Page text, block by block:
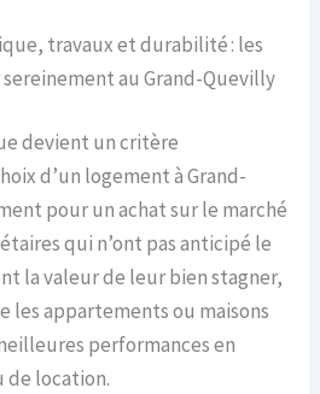
travaux et durabilité : les
au Grand-Quevilly
devient un critère
d’un logement à Grand-
pour un achat sur le marché
qui n’ont pas anticipé le
la valeur de leur bien stagner,
les appartements ou maisons
performances en
de location.